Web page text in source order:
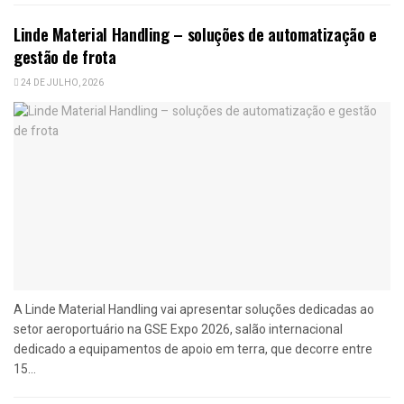
Linde Material Handling – soluções de automatização e
gestão de frota
24 DE JULHO, 2026
A Linde Material Handling vai apresentar soluções dedicadas ao
setor aeroportuário na GSE Expo 2026, salão internacional
dedicado a equipamentos de apoio em terra, que decorre entre
15...